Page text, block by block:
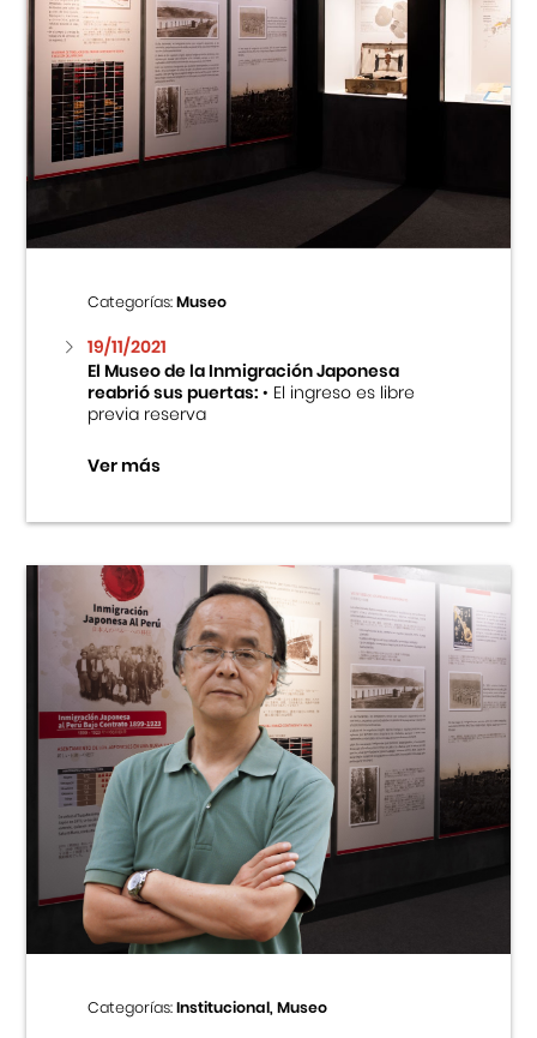
Categorías:Museo
19/11/2021
El Museo de la Inmigración Japonesa
reabrió sus puertas:• El ingreso es libre
previa reserva
Ver más
Categorías:Institucional, Museo